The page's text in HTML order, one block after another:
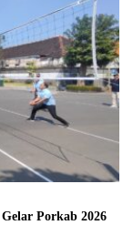
Porkab 2026